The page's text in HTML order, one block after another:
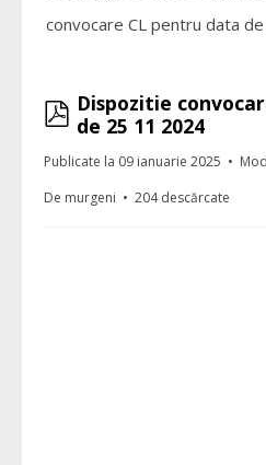
convocare CL pentru data
pdf
Dispozitie
de 25 11 2024
Publicate la 09 ianuarie 2025
De murgeni 204 descărcate